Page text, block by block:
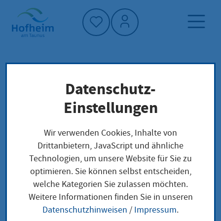
Startseite"
Neuigkeiten und Ausschreibungen
Friedensreich Hundertwasser (1928–2000) –
Friedensvertrag mit der Natur
Friedensreich
Datenschutz-
Einstellungen
Wir verwenden Cookies, Inhalte von
Drittanbietern, JavaScript und ähnliche
Technologien, um unsere Website für Sie zu
optimieren. Sie können selbst entscheiden,
welche Kategorien Sie zulassen möchten.
Weitere Informationen finden Sie in unseren
Datenschutzhinweisen / Impressum.